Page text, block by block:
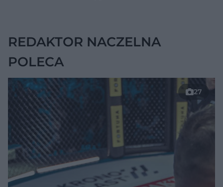
REDAKTOR NACZELNA
POLECA
27